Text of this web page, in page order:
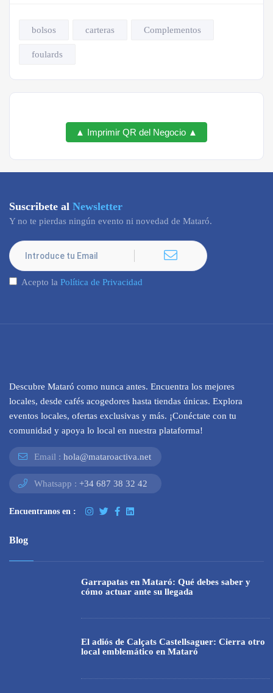
bolsos carteras Complementos
foulards
▲ Imprimir QR del Negocio ▲
Suscribete al Newsletter
Y no te pierdas ningún evento ni novedad de Mataró.
Acepto la Política de Privacidad
Descubre Mataró como nunca antes. Encuentra los mejores
locales, desde cafés acogedores hasta tiendas únicas. Explora
eventos locales, ofertas exclusivas y más. ¡Conéctate con tu
comunidad y apoya lo local en nuestra plataforma!
Email : hola@mataroactiva.net
Whatsapp : +34 687 38 32 42
Encuentranos en :
Blog
Garrapatas en Mataró: Qué debes saber y
cómo actuar ante su llegada
El adiós de Calçats Castellsaguer: Cierra otro
local emblemático en Mataró